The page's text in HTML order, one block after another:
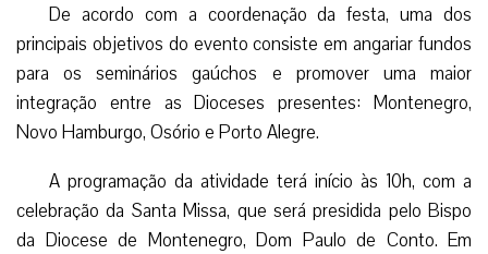
De acordo com a coordenação da festa, uma dos
principais objetivos do evento consiste em angariar fundos
para os seminários gaúchos e promover uma maior
integração entre as Dioceses presentes: Montenegro,
Novo Hamburgo, Osório e Porto Alegre.
A programação da atividade terá início às 10h, com a
celebração da Santa Missa, que será presidida pelo Bispo
da Diocese de Montenegro, Dom Paulo de Conto. Em